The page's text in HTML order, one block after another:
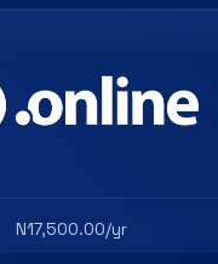
N17,500.00/yr